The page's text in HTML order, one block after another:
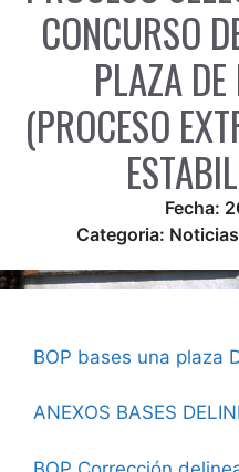
CONCURSO
PLAZA
(PROCESO
Fecha:
Categoria: Noticias
BOP bases una plaza
ANEXOS BASES